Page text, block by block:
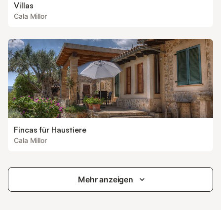
Villas
Cala Millor
Fincas für Haustiere
Cala Millor
Mehr anzeigen